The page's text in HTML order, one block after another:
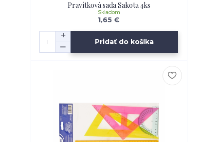
Pravítková sada Sakota 4ks
1,65 €
Skladom
Pridať do košíka